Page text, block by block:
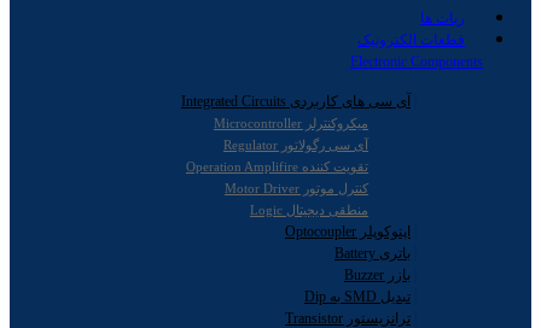
ربات ها
قطعات الکترونیک
Electronic Components
آی سی های کاربردی Integrated Circuits
میکروکنترلر Microcontroller
آی سی رگولاتور Regulator
تقویت کننده Operation Amplifire
کنترل موتور Motor Driver
منطقی دیجیتال Logic
اپتوکوپلر Optocoupler
باتری Battery
بازر Buzzer
تبدیل SMD به Dip
ترانزیستور Transistor